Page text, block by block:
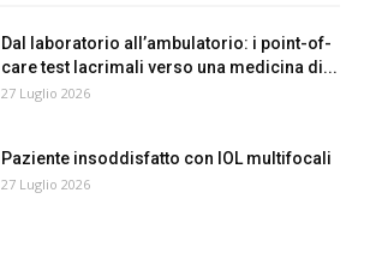
Dal laboratorio all’ambulatorio: i point-of-
care test lacrimali verso una medicina di...
27 Luglio 2026
Paziente insoddisfatto con IOL multifocali
27 Luglio 2026